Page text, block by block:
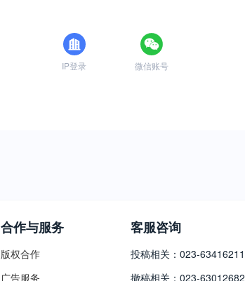
IP登录 微信账号
合作与服务
版权合作
广告服务
客服咨询
投稿相关：023-63416211
撤稿相关：023-63012682